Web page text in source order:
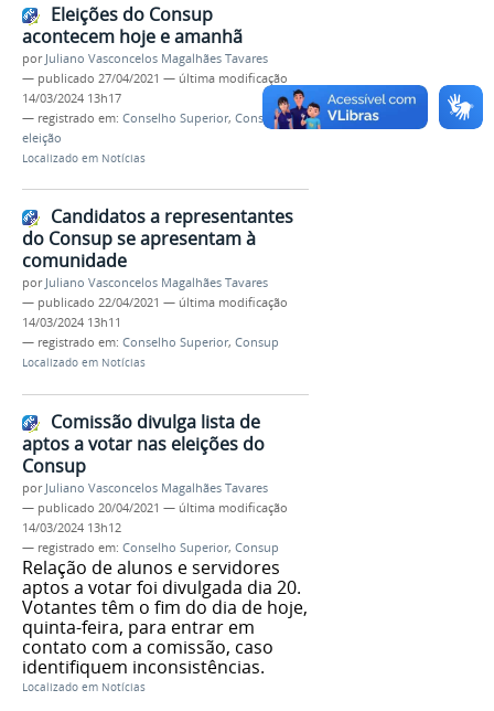
Eleições do Consup
acontecem hoje e amanhã
por Juliano Vasconcelos Magalhães Tavares
— publicado 27/04/2021 — última modificação
14/03/2024 13h17
— registrado em: Conselho Superior, Consup,
eleição
Localizado em Notícias
Candidatos a representantes
do Consup se apresentam à
comunidade
por Juliano Vasconcelos Magalhães Tavares
— publicado 22/04/2021 — última modificação
14/03/2024 13h11
— registrado em: Conselho Superior, Consup
Localizado em Notícias
Comissão divulga lista de
aptos a votar nas eleições do
Consup
por Juliano Vasconcelos Magalhães Tavares
— publicado 20/04/2021 — última modificação
14/03/2024 13h12
— registrado em: Conselho Superior, Consup
Relação de alunos e servidores
aptos a votar foi divulgada dia 20.
Votantes têm o fim do dia de hoje,
quinta-feira, para entrar em
contato com a comissão, caso
identifiquem inconsistências.
Localizado em Notícias